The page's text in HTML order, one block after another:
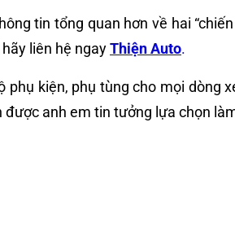
tin tổng quan hơn về hai
liên hệ ngayThiện Auto.
kiện, phụ tùng cho mọi dòng
anh em tin tưởng lựa chọn